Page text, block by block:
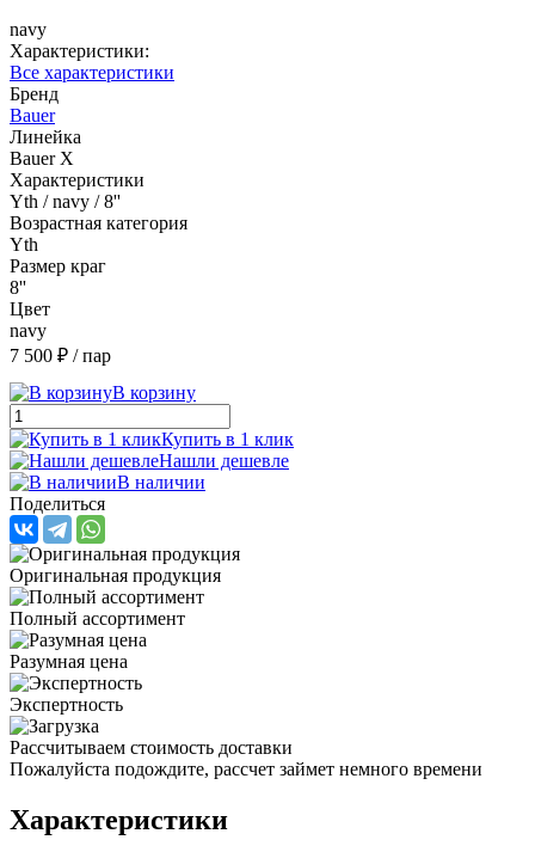
navy
Характеристики:
Все характеристики
Бренд
Bauer
Линейка
Bauer X
Характеристики
Yth / navy / 8''
Возрастная категория
Yth
Размер краг
8''
Цвет
navy
7 500 ₽ / пар
В корзину
Купить в 1 клик
Нашли дешевле
В наличии
Поделиться
Оригинальная продукция
Полный ассортимент
Разумная цена
Экспертность
Рассчитываем стоимость доставки
Пожалуйста подождите, рассчет займет немного времени
Характеристики